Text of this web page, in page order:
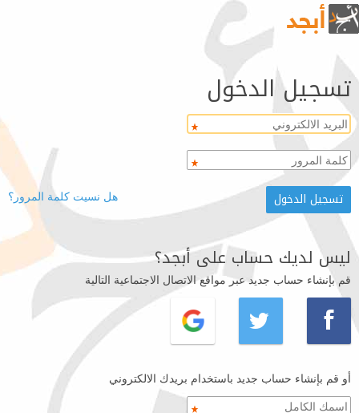
تسجيل الدخول
هل نسيت كلمة المرور؟
ليس لديك حساب على أبجد؟
قم بإنشاء حساب جديد عبر مواقع الاتصال الاجتماعية التالية
أو قم بإنشاء حساب جديد باستخدام بريدك الالكتروني